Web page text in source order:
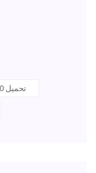
برنامج canon imagerunner advance 6540 تحميل